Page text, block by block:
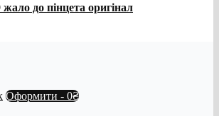
до пінцета оригінал
Оформити - 0₴